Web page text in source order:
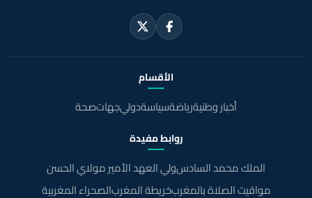
الأقسام
أخبار وطنيةرياضةسياسةدوليجهاتصحة
روابط مفيدة
الملك محمد السادسولي العهد الأمير مولاي الحسن
مواقيت الصلاة بالمغربخريطة المغربالصحراء المغربية